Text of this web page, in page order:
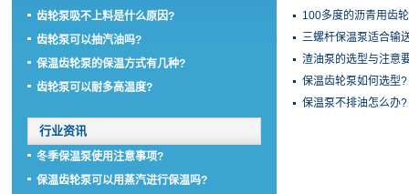
100多度的沥青用齿
三螺杆保温泵适合输
渣油泵的选型与注意
保温齿轮泵如何选型?
保温泵不排油怎么办?
齿轮泵吸不上料是什么原因?
齿轮泵可以抽汽油吗?
保温齿轮泵的保温方式有几种?
齿轮泵可以耐多高温度?
行业资讯
冬季保温泵使用注意事项?
保温齿轮泵可以用蒸汽进行保温吗?